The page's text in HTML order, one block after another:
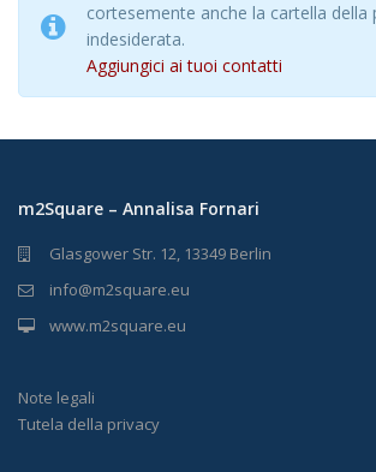
cortesemente anche la cartella della
indesiderata.
Aggiungici ai tuoi contatti
m2Square – Annalisa Fornari
Glasgower Str. 12, 13349 Berlin
info@m2square.eu
www.m2square.eu
Note legali
Tutela della privacy